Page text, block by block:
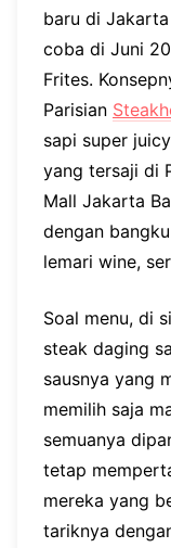
baru di
coba di Juni
Frites.
Parisian
sapi super
yang tersaji di
Mall Jakarta
dengan
lemari wine,
Soal menu, di
steak daging
sausnya yang
memilih saja
semuanya
tetap
mereka yang
tariknya